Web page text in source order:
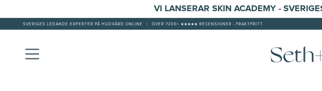
VI LANSERAR SKIN ACADEMY -
SVERIGES LEDANDE EXPERTER PÅ HUDVÅRD ONLINE ÖVER 7200+ ★★★★★ RECENSIONER - FRAKTFRITT